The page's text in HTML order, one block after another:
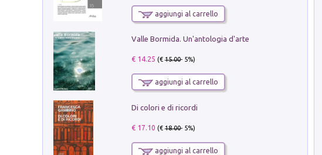
aggiungi al carrello
Valle Bormida. Un'antologia d'arte
€ 14.25 (€15.00- 5%)
aggiungi al carrello
Di colori e di ricordi
€ 17.10 (€18.00- 5%)
aggiungi al carrello